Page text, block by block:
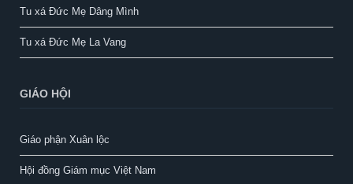
Tu xá Đức Mẹ Dâng Mình
Tu xá Đức Mẹ La Vang
GIÁO HỘI
Giáo phận Xuân lộc
Hội đồng Giám mục Việt Nam